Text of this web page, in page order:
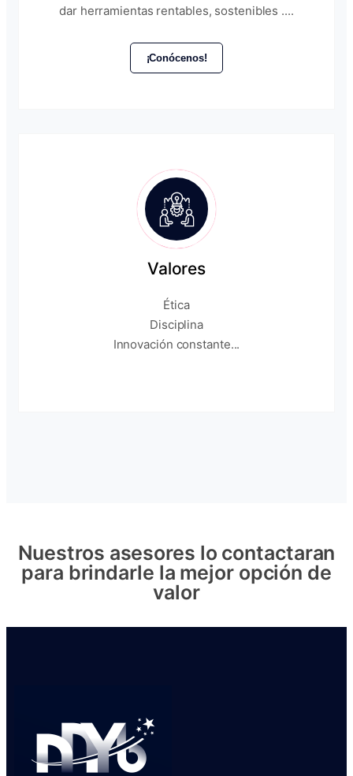
dar herramientas rentables, sostenibles ....
¡Conócenos!
Valores
Ética
Disciplina
Innovación constante...
Nuestros asesores lo contactaran
para brindarle la mejor opción de
valor